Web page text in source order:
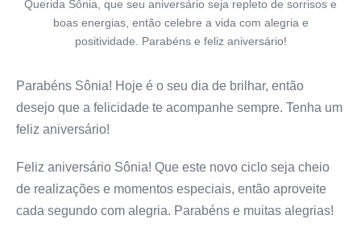
Querida Sônia, que seu aniversário seja repleto de sorrisos e
boas energias, então celebre a vida com alegria e
positividade. Parabéns e feliz aniversário!
Parabéns Sônia! Hoje é o seu dia de brilhar, então
desejo que a felicidade te acompanhe sempre. Tenha um
feliz aniversário!
Feliz aniversário Sônia! Que este novo ciclo seja cheio
de realizações e momentos especiais, então aproveite
cada segundo com alegria. Parabéns e muitas alegrias!